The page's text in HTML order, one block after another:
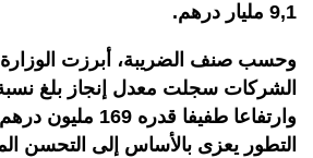
9,1 مليار درهم.
وحسب صنف الضريبة، أبرزت
وارتفاعا طفيفا
التطور يعزى بالأساس إلى التحسن